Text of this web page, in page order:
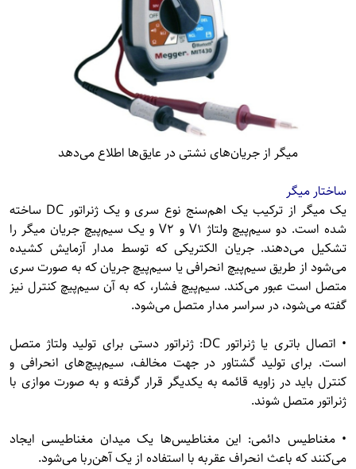
میگر از جریان‌های نشتی در عایق‌ها اطلاع می‌دهد
ساختار میگر
یک میگر از ترکیب یک اهم‌سنج نوع سری و یک ژنراتور DC ساخته
شده است. دو سیم‌پیچ ولتاژ V1 و V2 و یک سیم‌پیچ جریان میگر را
تشکیل می‌دهند. جریان الکتریکی که توسط مدار آزمایش کشیده
می‌شود از طریق سیم‌پیچ انحرافی یا سیم‌پیچ جریان که به صورت سری
متصل است عبور می‌کند. سیم‌پیچ فشار، که به آن سیم‌پیچ کنترل نیز
گفته می‌شود، در سراسر مدار متصل می‌شود.
• اتصال باتری یا ژنراتور DC: ژنراتور دستی برای تولید ولتاژ متصل
است. برای تولید گشتاور در جهت مخالف، سیم‌پیچ‌های انحرافی و
کنترل باید در زاویه قائمه به یکدیگر قرار گرفته و به صورت موازی با
ژنراتور متصل شوند.
• مغناطیس دائمی: این مغناطیس‌ها یک میدان مغناطیسی ایجاد
می‌کنند که باعث انحراف عقربه با استفاده از یک آهن‌ربا می‌شود.